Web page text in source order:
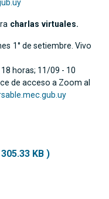
charlas virtuales.
1° de setiembre. Vivo
horas; 11/09 - 10
de acceso a Zoom al
KB )